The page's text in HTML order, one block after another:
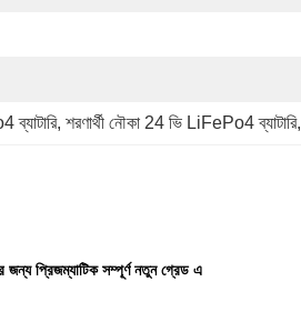
ব্যাটারি, শরণার্থী নৌকা 24 ভি LiFePo4 ব্যাটারি,
প্রিজম্যাটিক সম্পূর্ণ নতুন গ্রেড এ